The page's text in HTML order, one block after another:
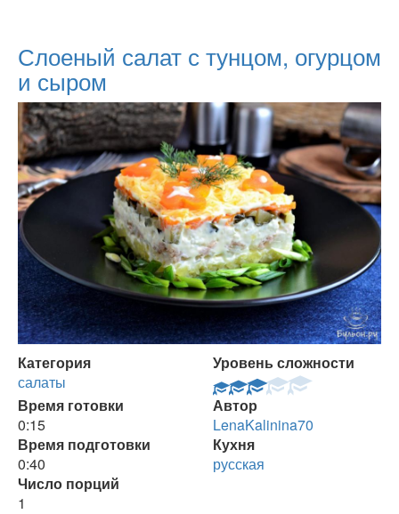
Слоеный салат с тунцом, огурцом
и сыром
Категория
салаты
Уровень сложности
Время готовки
0:15
Автор
LenaKalinina70
Время подготовки
0:40
Кухня
русская
Число порций
1